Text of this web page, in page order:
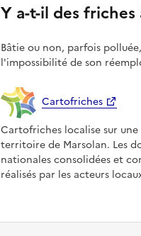
Y a-t-il des friches
Bâtie ou non, parfois
l'impossibilité de son
Cartofriches
Cartofriches localise sur
territoire de Marsolan. Les
nationales consolidées et
réalisés par les acteurs